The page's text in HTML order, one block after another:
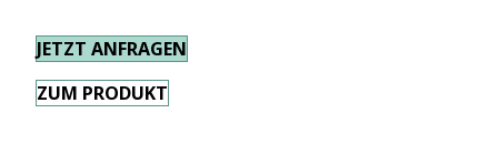
JETZT ANFRAGEN
ZUM PRODUKT